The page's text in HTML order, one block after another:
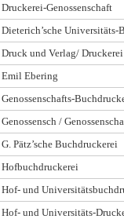
Druckerei-Genossenschaft
Dieterich’sche Universitäts-
Druck und Verlag/
Emil Ebering
Genossenschafts-
Genossensch /
G. Pätz’sche Buchdruckerei
Hofbuchdruckerei
Hof- und
Hof- und Universitäts-